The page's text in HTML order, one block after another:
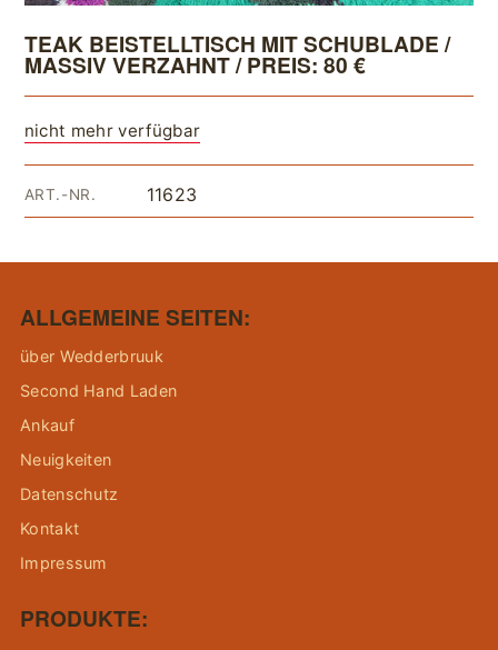
TEAK BEISTELLTISCH MIT SCHUBLADE /
MASSIV VERZAHNT / PREIS: 80 €
nicht mehr verfügbar
ART.-NR. 11623
ALLGEMEINE SEITEN:
über Wedderbruuk
Second Hand Laden
Ankauf
Neuigkeiten
Datenschutz
Kontakt
Impressum
PRODUKTE: